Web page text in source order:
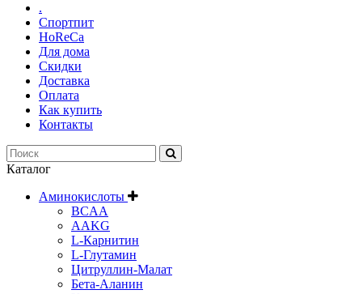
.
Спортпит
HoReCa
Для дома
Скидки
Доставка
Оплата
Как купить
Контакты
Каталог
Аминокислоты
BCAA
AAKG
L-Карнитин
L-Глутамин
Цитруллин-Малат
Бета-Аланин